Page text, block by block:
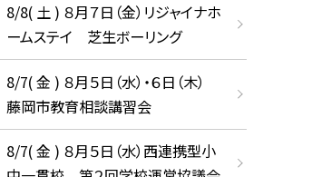
8/8( 土 ) ８月７日（金）リジャイナホ
ームステイ 芝生ボーリング
8/7( 金 ) ８月５日（水）・６日（木）
藤岡市教育相談講習会
8/7( 金 ) ８月５日（水）西連携型小